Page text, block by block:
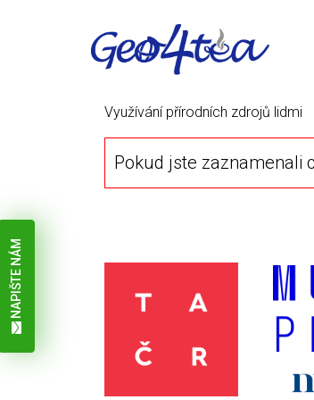
NAPIŠTE NÁM
Využívání přírodních zdrojů lidmi
Pokud jste zaznamenali